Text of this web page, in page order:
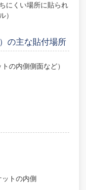
にくい場所に貼られ
）
の主な貼付場所
の内側側面など）
トの内側